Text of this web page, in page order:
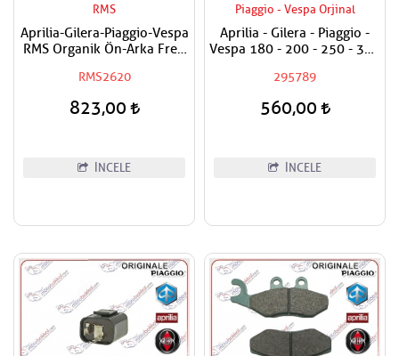
RMS
Aprilia-Gilera-Piaggio-Vespa
RMS Organik Ön-Arka Fren
RMS2620
823,00
İNCELE
Piaggio - Vespa Orjinal
Aprilia - Gilera - Piaggio -
Vespa 180 - 200 - 250 - 300
850 Yan Sehpa Yayı - Kısa
295789
560,00
İNCELE